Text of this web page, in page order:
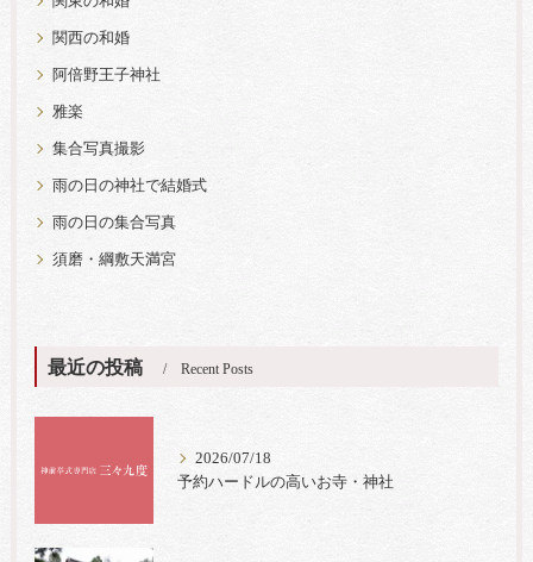
関西の和婚
阿倍野王子神社
雅楽
集合写真撮影
雨の日の神社で結婚式
雨の日の集合写真
須磨・綱敷天満宮
最近の投稿 Recent Posts
2026/07/18
予約ハードルの高いお寺・神社